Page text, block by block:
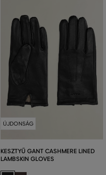
ÚJDONSÁG
KESZTYŰ GANT CASHMERE LINED
LAMBSKIN GLOVES